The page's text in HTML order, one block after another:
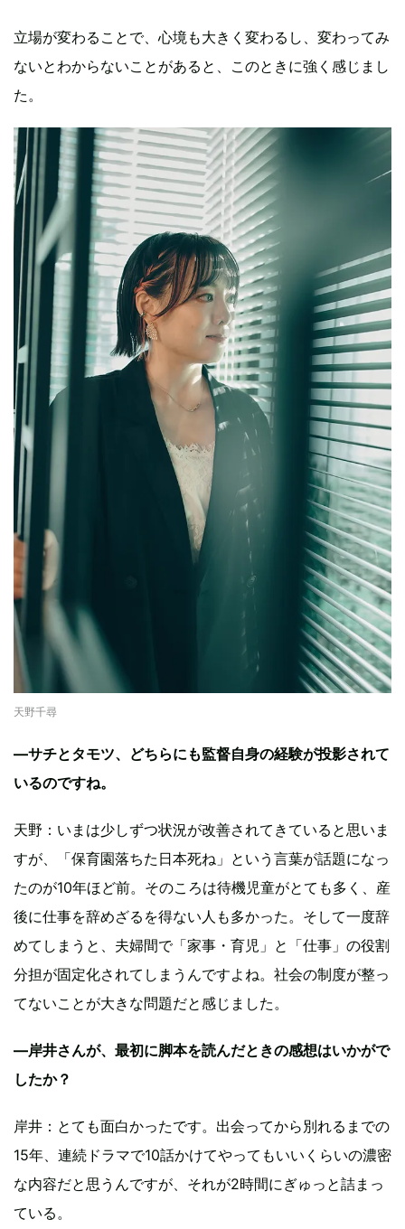
立場が変わることで、心境も大きく変わるし、変わってみ
ないとわからないことがあると、このときに強く感じまし
た。
天野千尋
—サチとタモツ、どちらにも監督自身の経験が投影されて
いるのですね。
天野：いまは少しずつ状況が改善されてきていると思いま
すが、「保育園落ちた日本死ね」という言葉が話題になっ
たのが10年ほど前。そのころは待機児童がとても多く、産
後に仕事を辞めざるを得ない人も多かった。そして一度辞
めてしまうと、夫婦間で「家事・育児」と「仕事」の役割
分担が固定化されてしまうんですよね。社会の制度が整っ
てないことが大きな問題だと感じました。
—岸井さんが、最初に脚本を読んだときの感想はいかがで
したか？
岸井：とても面白かったです。出会ってから別れるまでの
15年、連続ドラマで10話かけてやってもいいくらいの濃密
な内容だと思うんですが、それが2時間にぎゅっと詰まっ
ている。